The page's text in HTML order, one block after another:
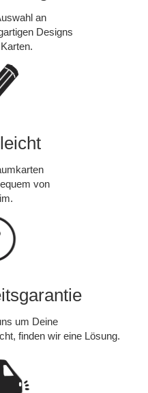
an
Designs
von
um Deine
finden wir eine Lösung.